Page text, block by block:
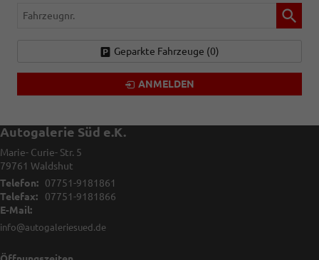
Fahrzeugnr.
Geparkte Fahrzeuge (0)
ANMELDEN
Autogalerie Süd e.K.
Marie- Curie- Str. 5
79761 Waldshut
Telefon:
07751-9181861
Telefax:
07751-9181866
E-Mail:
info@autogaleriesued.de